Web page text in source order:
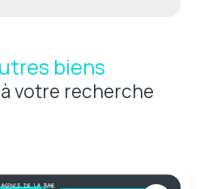
biens
votre recherche